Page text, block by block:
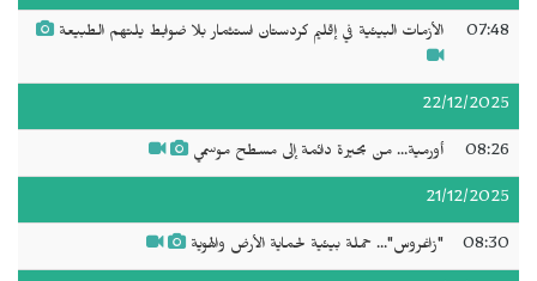
07:48 الأزمات البيئية في إقليم كردستان استثمار بلا ضوابط يلتهم الطبيعة
22/12/2025
08:26 أورمية... من بحيرة دائمة إلى مسطح موسمي
21/12/2025
08:30 "زاغروس"... حملة بيئية لحماية الأرض والهوية